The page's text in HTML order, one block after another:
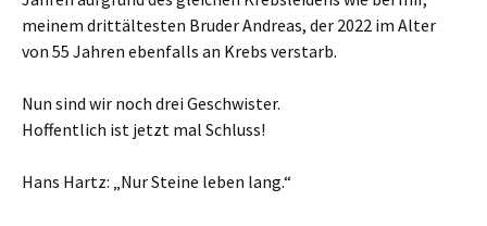
meinem drittältesten Bruder Andreas, der 2022 im Alter
von 55 Jahren ebenfalls an Krebs verstarb.
Nun sind wir noch drei Geschwister.
Hoffentlich ist jetzt mal Schluss!
Hans Hartz: „Nur Steine leben lang.“